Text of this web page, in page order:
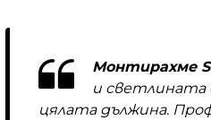
Монтирахме
и светлината
цялата дължина.